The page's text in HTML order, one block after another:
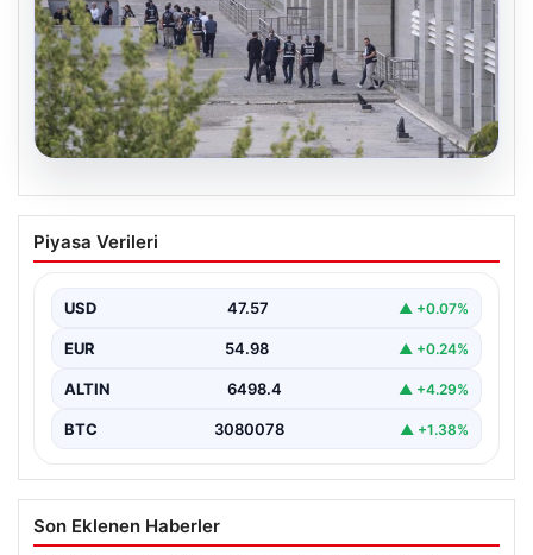
05.08.2026
Etimesgut Belediyesi’nde Geniş
Kapsamlı Soruşturma: Başkan
Çıktı
Ankara’nın Etimesgut ilçesinde yer alan belediyeye
yönelik yürütülen kapsamlı bir soruşturmanın son
aşamasında önemli…
Piyasa Verileri
USD 47.57 ▲ +0.07%
EUR 54.98 ▲ +0.24%
ALTIN 6498.4 ▲ +4.29%
BTC 3080078 ▲ +1.38%
Son Eklenen Haberler